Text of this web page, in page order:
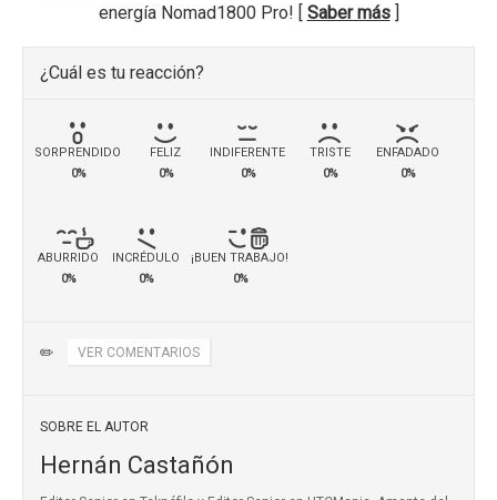
energía Nomad1800 Pro! [ Saber más]
¿Cuál es tu reacción?
SORPRENDIDO
0%
FELIZ
0%
INDIFERENTE
0%
TRISTE
0%
ENFADADO
0%
ABURRIDO
0%
INCRÉDULO
0%
¡BUEN TRABAJO!
0%
✏️ VER COMENTARIOS
SOBRE EL AUTOR
Hernán Castañón